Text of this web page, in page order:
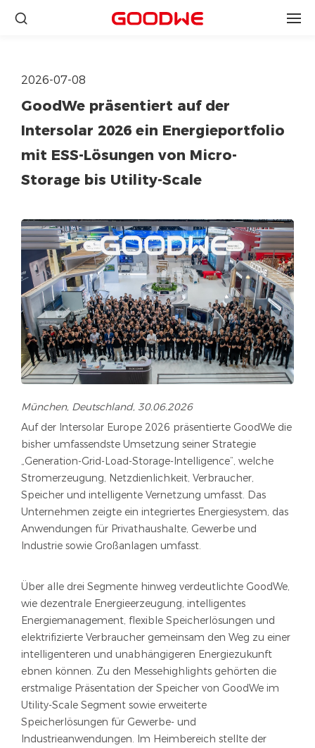
2026-07-08
GoodWe präsentiert auf der
Intersolar 2026 ein Energieportfolio
mit ESS-Lösungen von Micro-
Storage bis Utility-Scale
München, Deutschland, 30.06.2026
Auf der Intersolar Europe 2026 präsentierte GoodWe die
bisher umfassendste Umsetzung seiner Strategie
„Generation-Grid-Load-Storage-Intelligence“, welche
Stromerzeugung, Netzdienlichkeit, Verbraucher,
Speicher und intelligente Vernetzung umfasst. Das
Unternehmen zeigte ein integriertes Energiesystem, das
Anwendungen für Privathaushalte, Gewerbe und
Industrie sowie Großanlagen umfasst.
Über alle drei Segmente hinweg verdeutlichte GoodWe,
wie dezentrale Energieerzeugung, intelligentes
Energiemanagement, flexible Speicherlösungen und
elektrifizierte Verbraucher gemeinsam den Weg zu einer
intelligenteren und unabhängigeren Energiezukunft
ebnen können. Zu den Messehighlights gehörten die
erstmalige Präsentation der Speicher von GoodWe im
Utility-Scale Segment sowie erweiterte
Speicherlösungen für Gewerbe- und
Industrieanwendungen. Im Heimbereich stellte der